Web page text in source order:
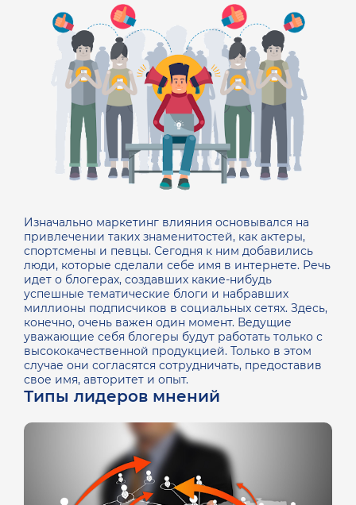
Изначально маркетинг влияния основывался на
привлечении таких знаменитостей, как актеры,
спортсмены и певцы. Сегодня к ним добавились
люди, которые сделали себе имя в интернете. Речь
идет о блогерах, создавших какие-нибудь
успешные тематические блоги и набравших
миллионы подписчиков в социальных сетях. Здесь,
конечно, очень важен один момент. Ведущие
уважающие себя блогеры будут работать только с
высококачественной продукцией. Только в этом
случае они согласятся сотрудничать, предоставив
свое имя, авторитет и опыт.
Типы лидеров мнений